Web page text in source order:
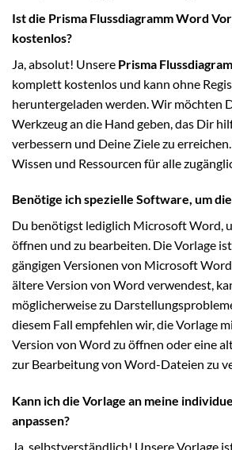
Ist die Prisma Flussdiagramm Word
kostenlos?
Ja, absolut! Unsere Prisma
komplett kostenlos und kann ohne
heruntergeladen werden. Wir möchten
Werkzeug an die Hand geben, das Dir
verbessern und Deine Ziele zu
Wissen und Ressourcen für alle
Benötige ich spezielle Software, um
Du benötigst lediglich Microsoft Word,
öffnen und zu bearbeiten. Die Vorlage
gängigen Versionen von Microsoft
ältere Version von Word verwendest,
möglicherweise zu
diesem Fall empfehlen wir, die Vorlage
Version von Word zu öffnen oder eine
zur Bearbeitung von Word-Dateien zu
Kann ich die Vorlage an meine
anpassen?
Ja, selbstverständlich! Unsere Vorlage